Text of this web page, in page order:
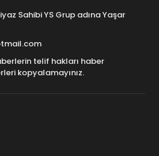
Sahibi YS Grup adına Yaşar
telif hakları haber
kopyalamayınız.